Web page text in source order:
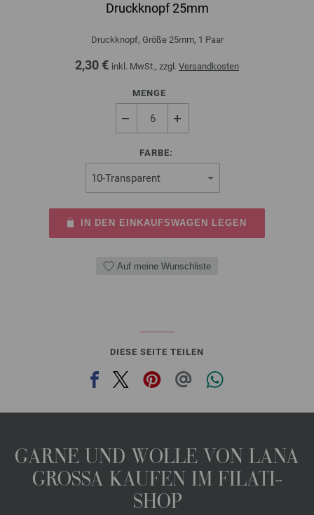
Druckknopf 25mm
Druckknopf, Größe 25mm, 1 Paar
2,30 € inkl. MwSt., zzgl. Versandkosten
MENGE
FARBE:
IN DEN EINKAUFSWAGEN LEGEN
Auf meine Wunschliste
DIESE SEITE TEILEN
GARNE UND WOLLE VON LANA
GROSSA KAUFEN IM FILATI-
SHOP